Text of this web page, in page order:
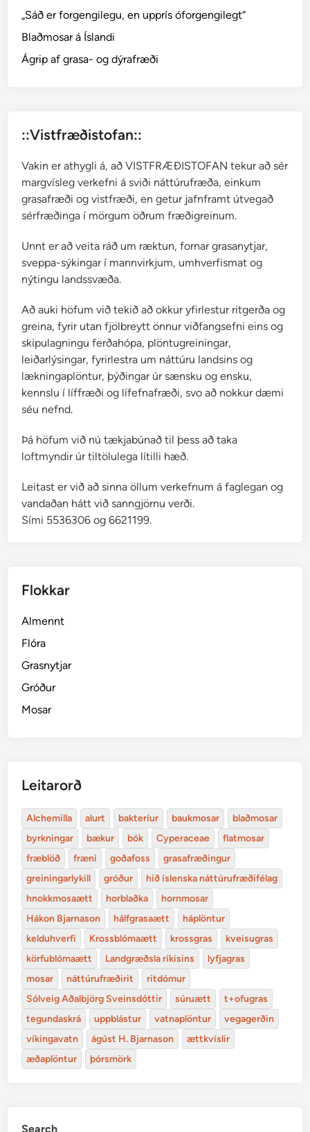
–
o
a
e
a
e
„Sáð er forgengilegu, en upprís óforgengilegt“
Blaðmosar á Íslandi
Ágrip af grasa- og dýrafræði
::Vistfræðistofan::
Vakin er athygli á, að VISTFRÆÐISTOFAN tekur að sér
margvísleg verkefni á sviði náttúrufræða, einkum
grasafræði og vistfræði, en getur jafnframt útvegað
sérfræðinga í mörgum öðrum fræðigreinum.
Unnt er að veita ráð um ræktun, fornar grasanytjar,
sveppa-sýkingar í mannvirkjum, umhverfismat og
nýtingu landssvæða.
Að auki höfum við tekið að okkur yfirlestur ritgerða og
greina, fyrir utan fjölbreytt önnur viðfangsefni eins og
skipulagningu ferðahópa, plöntugreiningar,
leiðarlýsingar, fyrirlestra um náttúru landsins og
lækningaplöntur, þýðingar úr sænsku og ensku,
kennslu í líffræði og lífefnafræði, svo að nokkur dæmi
séu nefnd.
Þá höfum við nú tækjabúnað til þess að taka
loftmyndir úr tiltölulega lítilli hæð.
Leitast er við að sinna öllum verkefnum á faglegan og
vandaðan hátt við sanngjörnu verði.
Sími 5536306 og 6621199.
Flokkar
Almennt
Flóra
Grasnytjar
Gróður
Mosar
Leitarorð
Alchemilla alurt bakteríur baukmosar
blaðmosar
byrkningar
bækur bók Cyperaceae
flatmosar
fræblöð
fræni goðafoss
grasafræðingur
greiningarlykill
gróður
hið íslenska náttúrufræðifélag
hnokkmosaætt
horblaðka
hornmosar
Hákon Bjarnason
hálfgrasaætt
háplöntur
kelduhverfi
Krossblómaætt krossgras
kveisugras
körfublómaætt
Landgræðsla ríkisins
lyfjagras
mosar
náttúrufræðirit
ritdómur
Sólveig Aðalbjörg Sveinsdóttir
súruætt
t+ofugras
tegundaskrá
uppblástur vatnaplöntur
vegagerðin
víkingavatn
ágúst H. Bjarnason
ættkvíslir
æðaplöntur
þórsmörk
Search